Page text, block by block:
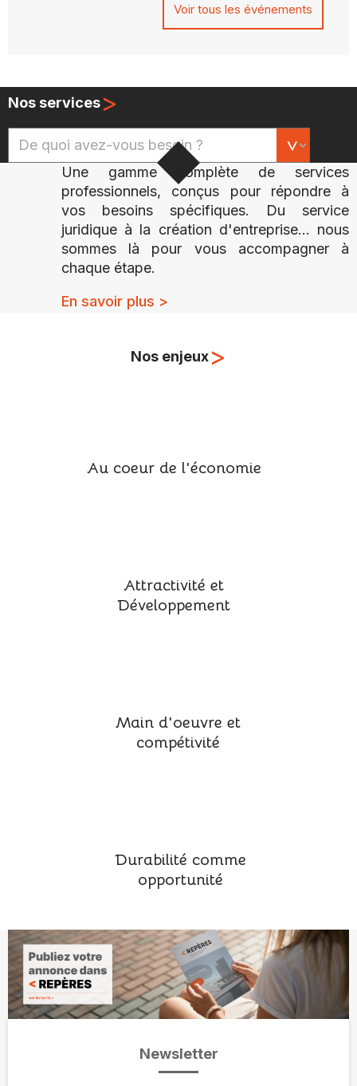
Voir tous les événements
Nos services>
Une gamme complète de services
professionnels, conçus pour répondre à
vos besoins spécifiques. Du service
juridique à la création d'entreprise... nous
sommes là pour vous accompagner à
chaque étape.
En savoir plus >
Nos enjeux>
Au coeur de l'économie
Attractivité et
Développement
Main d'oeuvre et
compétivité
Durabilité comme
opportunité
Newsletter